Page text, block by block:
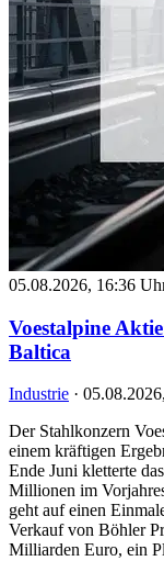
05.08.2026, 16:36
Voestalpine
Baltica
Industrie ·
Der Stahlkonzern
einem kräftigen
Ende Juni kletterte
Millionen im
geht auf einen
Verkauf von Böhler
Milliarden Euro, ein